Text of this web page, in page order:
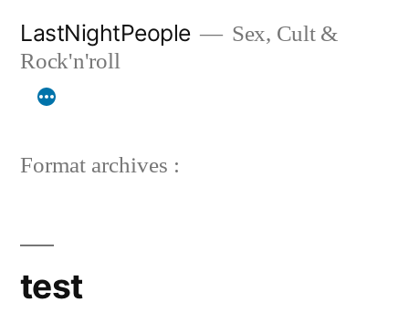
contenu
LastNightPeople
Sex, Cult &
Rock'n'roll
Format archives :
test